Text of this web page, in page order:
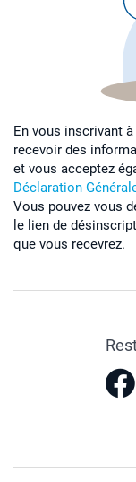
En vous inscrivant à
recevoir des
et vous acceptez
Déclaration
Vous pouvez vous
le lien de
que vous recevrez.